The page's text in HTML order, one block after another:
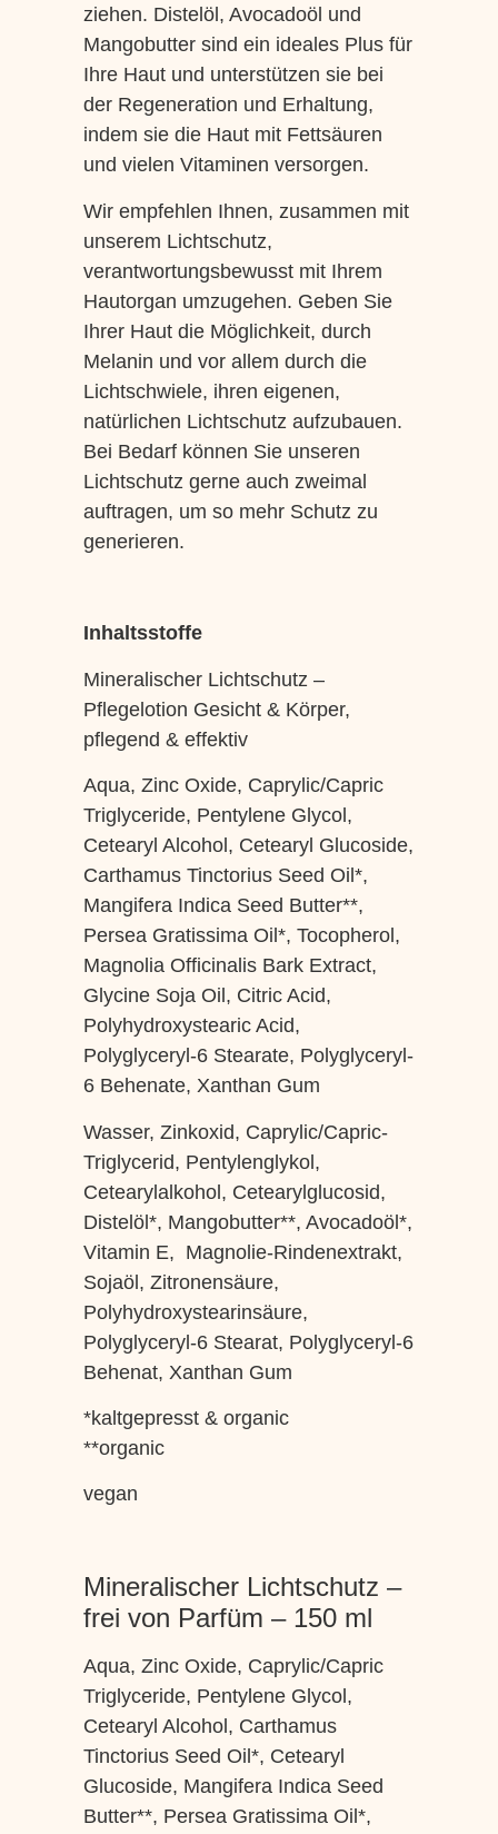
ziehen. Distelöl, Avocadoöl und
Mangobutter sind ein ideales Plus für
Ihre Haut und unterstützen sie bei
der Regeneration und Erhaltung,
indem sie die Haut mit Fettsäuren
und vielen Vitaminen versorgen.
Wir empfehlen Ihnen, zusammen mit
unserem Lichtschutz,
verantwortungsbewusst mit Ihrem
Hautorgan umzugehen. Geben Sie
Ihrer Haut die Möglichkeit, durch
Melanin und vor allem durch die
Lichtschwiele, ihren eigenen,
natürlichen Lichtschutz aufzubauen.
Bei Bedarf können Sie unseren
Lichtschutz gerne auch zweimal
auftragen, um so mehr Schutz zu
generieren.
Inhaltsstoffe
Mineralischer Lichtschutz –
Pflegelotion Gesicht & Körper,
pflegend & effektiv
Aqua, Zinc Oxide, Caprylic/Capric
Triglyceride, Pentylene Glycol,
Cetearyl Alcohol, Cetearyl Glucoside,
Carthamus Tinctorius Seed Oil*,
Mangifera Indica Seed Butter**,
Persea Gratissima Oil*, Tocopherol,
Magnolia Officinalis Bark Extract,
Glycine Soja Oil, Citric Acid,
Polyhydroxystearic Acid,
Polyglyceryl-6 Stearate, Polyglyceryl-
6 Behenate, Xanthan Gum
Wasser, Zinkoxid, Caprylic/Capric-
Triglycerid, Pentylenglykol,
Cetearylalkohol, Cetearylglucosid,
Distelöl*, Mangobutter**, Avocadoöl*,
Vitamin E, Magnolie-Rindenextrakt,
Sojaöl, Zitronensäure,
Polyhydroxystearinsäure,
Polyglyceryl-6 Stearat, Polyglyceryl-6
Behenat, Xanthan Gum
*kaltgepresst & organic
**organic
vegan
Mineralischer Lichtschutz –
frei von Parfüm – 150 ml
Aqua, Zinc Oxide, Caprylic/Capric
Triglyceride, Pentylene Glycol,
Cetearyl Alcohol, Carthamus
Tinctorius Seed Oil*, Cetearyl
Glucoside, Mangifera Indica Seed
Butter**, Persea Gratissima Oil*,